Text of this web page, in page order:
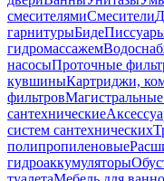
смесителямиСмесители
гарнитурыБиде
гидромассажем
насосыПроточные
кувшиныКартриджи,
фильтров
сантехнические
систем сантехнических
полипропиленовые
гидроаккумуляторы